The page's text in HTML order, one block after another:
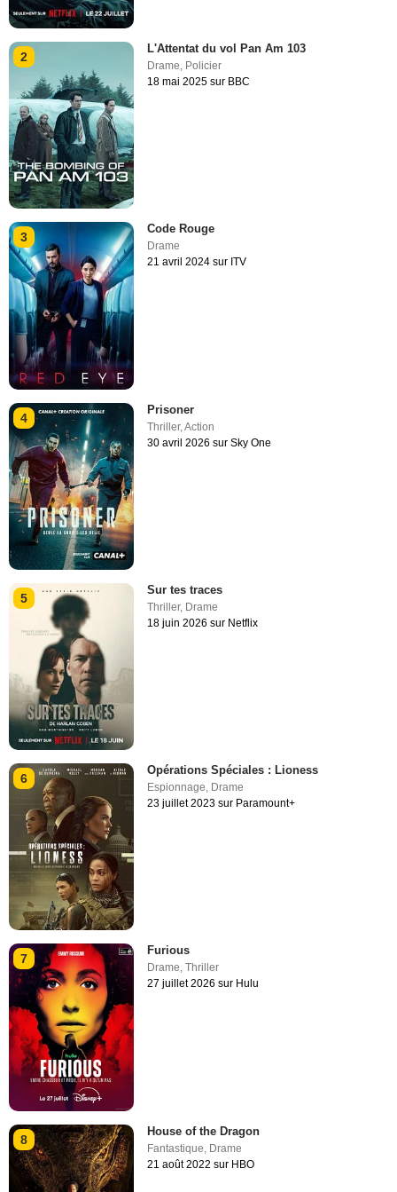
2
L'Attentat du vol Pan Am 103
Drame, Policier
18 mai 2025 sur BBC
3
Code Rouge
Drame
21 avril 2024 sur ITV
4
Prisoner
Thriller,Action
30 avril 2026 sur Sky One
5
Sur tes traces
Thriller, Drame
18 juin 2026 sur Netflix
6
Opérations Spéciales : Lioness
Espionnage, Drame
23 juillet 2023 sur Paramount+
7
Furious
Drame,Thriller
27 juillet 2026 sur Hulu
8
House of the Dragon
Fantastique Drame
21 août 2022 sur HBO